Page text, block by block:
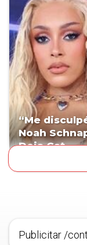
“Me
Noah
Doja Cat
Publicitar /